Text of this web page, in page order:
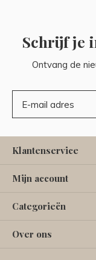
Schrijf je
Ontvang de
Klantenservice
Mijn account
Categorieën
Over ons